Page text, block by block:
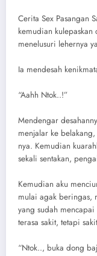
Cerita Sex Pasangan
kemudian
menelusuri lehernya
Ia mendesah
“Aahh Ntok..!”
Mendengar
menjalar ke
nya. Kemudian
sekali sentakan,
Kemudian aku
mulai agak beringas,
yang sudah
terasa sakit, tetapi
“Ntok.., buka dong